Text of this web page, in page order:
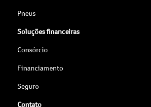
Pneus
Soluções financeiras
Consórcio
Financiamento
Seguro
Contato